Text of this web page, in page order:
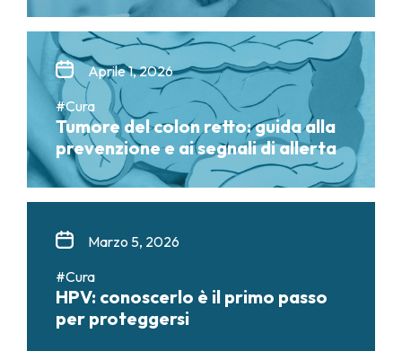
Aprile 1, 2026
#Cura
Tumore del colon retto: guida alla
prevenzione e ai segnali di allerta
Marzo 5, 2026
#Cura
HPV: conoscerlo è il primo passo
per proteggersi